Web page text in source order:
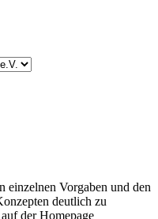
einzelnen Vorgaben und den
deutlich zu
auf der Homepage